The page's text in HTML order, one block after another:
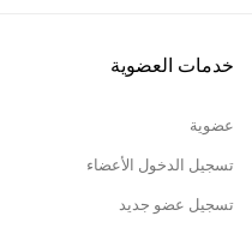
خدمات العضوية
عضوية
تسجيل الدخول الأعضاء
تسجيل عضو جديد